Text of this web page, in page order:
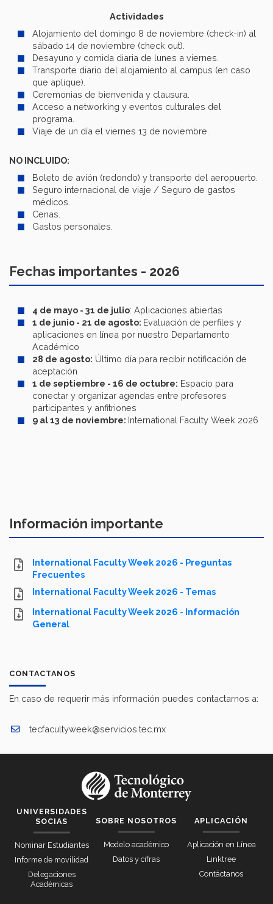
Actividades
Alojamiento del domingo 8 de noviembre (check-in) al
sábado 14 de noviembre (check out).
Desayuno y comida diaria de lunes a viernes.
Transporte diario del alojamiento al campus (en caso
que aplique).
Ceremonias de bienvenida y clausura.
Acceso a networking y eventos culturales del
programa.
Viaje de un día el viernes 13 de noviembre.
NO INCLUIDO:
Boleto de avión (redondo) y transporte del aeropuerto.
Seguro internacional de viaje / Seguro de gastos
médicos.
Cenas.
Gastos personales.
Fechas importantes - 2026
4 de mayo - 31 de julio: Aplicaciones abiertas
1 de junio - 21 de agosto: Evaluación de perfiles y
aplicaciones en línea por nuestro Departamento
Académico
28 de agosto: Último día para recibir notificación de
aceptación
1 de septiembre - 16 de octubre: Espacio para
conectar y organizar agendas entre profesores
participantes y anfitriones
9 al 13 de noviembre: International Faculty Week 2026
Información importante
International Faculty Week 2026 - Preguntas
Frecuentes
International Faculty Week 2026 - Temas
International Faculty Week 2026 - Información
General
CONTACTANOS
En caso de requerir más información puedes contactarnos a:
tecfacultyweek@servicios.tec.mx
UNIVERSIDADES
SOCIAS
Nominar Estudiantes
Informe de movilidad
Delegaciones
Académicas
SOBRE NOSOTROS
Modelo académico
Datos y cifras
APLICACIÓN
Aplicación en Línea
Linktree
Contáctanos